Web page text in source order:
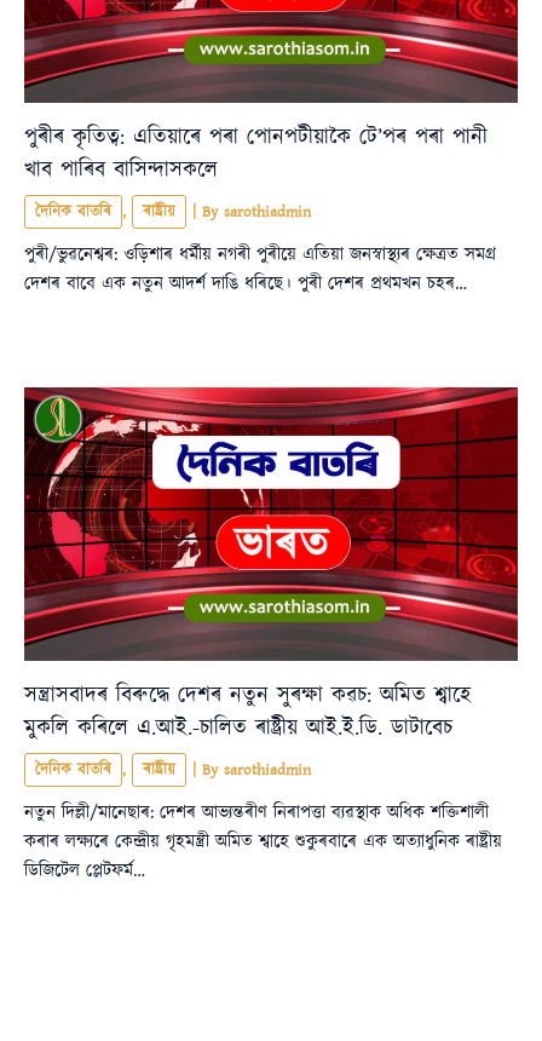
পুৰীৰ কৃতিত্ব: এতিয়াৰে পৰা পোনপটীয়াকৈ টে’পৰ পৰা পানী
খাব পাৰিব বাসিন্দাসকলে
দৈনিক বাতৰি , ৰাষ্ট্ৰীয় | By sarothiadmin
পুৰী/ভুৱনেশ্বৰ: ওড়িশাৰ ধৰ্মীয় নগৰী পুৰীয়ে এতিয়া জনস্বাস্থ্যৰ ক্ষেত্ৰত সমগ্ৰ
দেশৰ বাবে এক নতুন আদৰ্শ দাঙি ধৰিছে। পুৰী দেশৰ প্ৰথমখন চহৰ…
সন্ত্ৰাসবাদৰ বিৰুদ্ধে দেশৰ নতুন সুৰক্ষা কৱচ: অমিত শ্বাহে
মুকলি কৰিলে এ.আই.-চালিত ৰাষ্ট্ৰীয় আই.ই.ডি. ডাটাবেচ
দৈনিক বাতৰি , ৰাষ্ট্ৰীয় | By sarothiadmin
নতুন দিল্লী/মানেছাৰ: দেশৰ আভ্যন্তৰীণ নিৰাপত্তা ব্যৱস্থাক অধিক শক্তিশালী
কৰাৰ লক্ষ্যৰে কেন্দ্ৰীয় গৃহমন্ত্ৰী অমিত শ্বাহে শুকুৰবাৰে এক অত্যাধুনিক ৰাষ্ট্ৰীয়
ডিজিটেল প্লেটফৰ্ম…